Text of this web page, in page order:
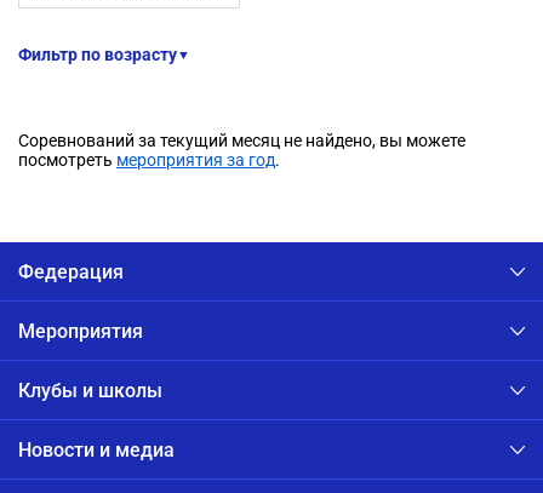
Фильтр по возрасту▼
Соревнований за текущий месяц не найдено, вы можете
посмотреть мероприятия за год.
Федерация
Мероприятия
Клубы и школы
Новости и медиа